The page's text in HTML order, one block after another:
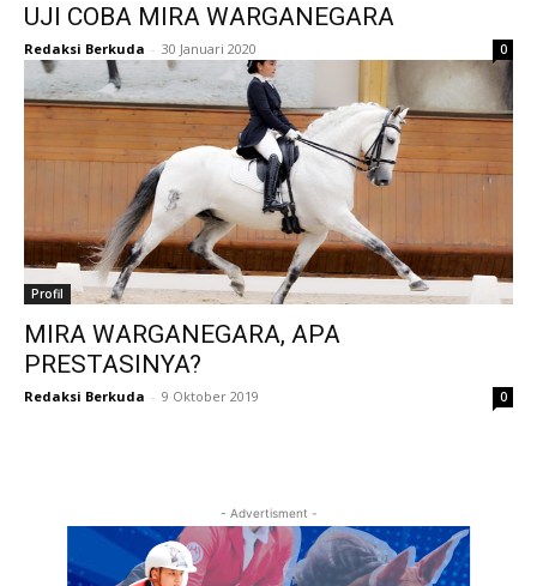
UJI COBA MIRA WARGANEGARA
Redaksi Berkuda - 30 Januari 2020 0
Profil
MIRA WARGANEGARA, APA
PRESTASINYA?
Redaksi Berkuda - 9 Oktober 2019 0
- Advertisment -